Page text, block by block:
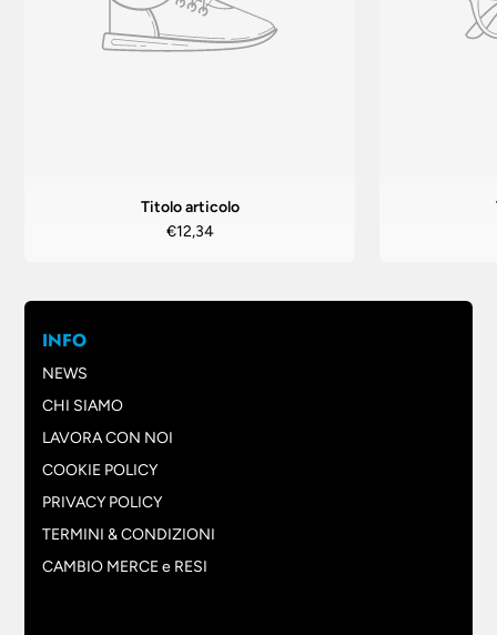
Titolo articolo
€12,34
INFO
NEWS
CHI SIAMO
LAVORA CON NOI
COOKIE POLICY
PRIVACY POLICY
TERMINI & CONDIZIONI
CAMBIO MERCE e RESI